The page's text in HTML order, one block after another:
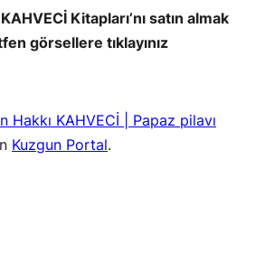
Kitapları’nı satın almak
görsellere tıklayınız
Hakkı KAHVECİ | Papaz pilavı
Kuzgun Portal.